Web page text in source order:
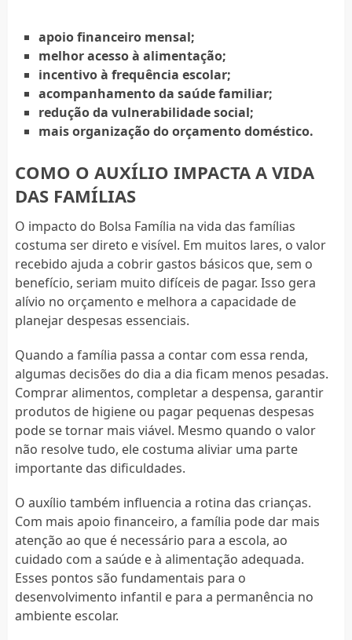
apoio financeiro mensal;
melhor acesso à alimentação;
incentivo à frequência escolar;
acompanhamento da saúde familiar;
redução da vulnerabilidade social;
mais organização do orçamento doméstico.
COMO O AUXÍLIO IMPACTA A VIDA
DAS FAMÍLIAS
O impacto do Bolsa Família na vida das famílias
costuma ser direto e visível. Em muitos lares, o valor
recebido ajuda a cobrir gastos básicos que, sem o
benefício, seriam muito difíceis de pagar. Isso gera
alívio no orçamento e melhora a capacidade de
planejar despesas essenciais.
Quando a família passa a contar com essa renda,
algumas decisões do dia a dia ficam menos pesadas.
Comprar alimentos, completar a despensa, garantir
produtos de higiene ou pagar pequenas despesas
pode se tornar mais viável. Mesmo quando o valor
não resolve tudo, ele costuma aliviar uma parte
importante das dificuldades.
O auxílio também influencia a rotina das crianças.
Com mais apoio financeiro, a família pode dar mais
atenção ao que é necessário para a escola, ao
cuidado com a saúde e à alimentação adequada.
Esses pontos são fundamentais para o
desenvolvimento infantil e para a permanência no
ambiente escolar.